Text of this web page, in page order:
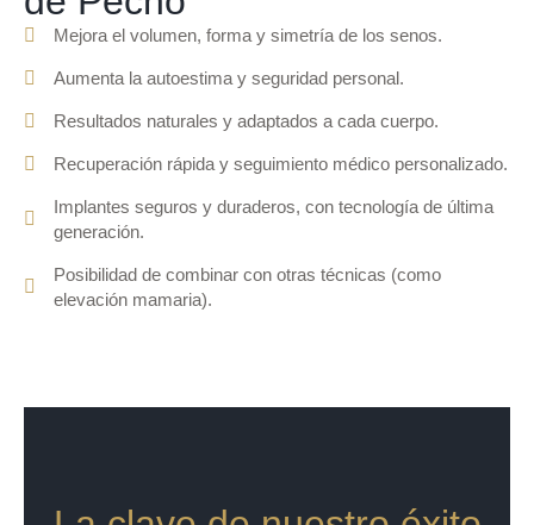
Mejora el volumen, forma y simetría de los senos.
Aumenta la autoestima y seguridad personal.
Resultados naturales y adaptados a cada cuerpo.
Recuperación rápida y seguimiento médico personalizado.
Implantes seguros y duraderos, con tecnología de última
generación.
Posibilidad de combinar con otras técnicas (como
elevación mamaria).